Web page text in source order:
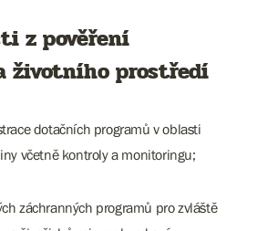
z pověření
životního prostředí
dotačních programů v oblasti
včetně kontroly a monitoringu;
záchranných programů pro zvláště